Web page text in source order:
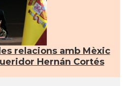
relacions amb Mèxic
Hernán Cortés